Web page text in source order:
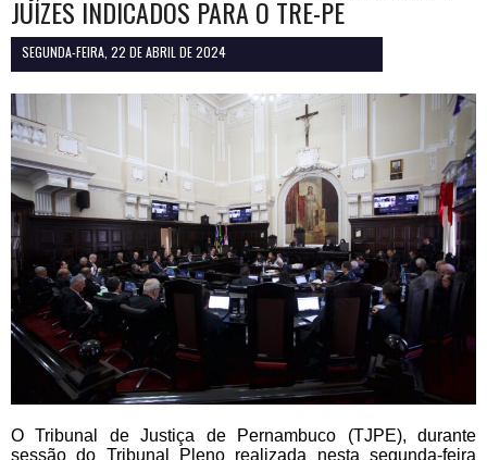
JUÍZES INDICADOS PARA O TRE-PE
SEGUNDA-FEIRA, 22 DE ABRIL DE 2024
O Tribunal de Justiça de Pernambuco (TJPE), durante
sessão do Tribunal Pleno realizada nesta segunda-feira